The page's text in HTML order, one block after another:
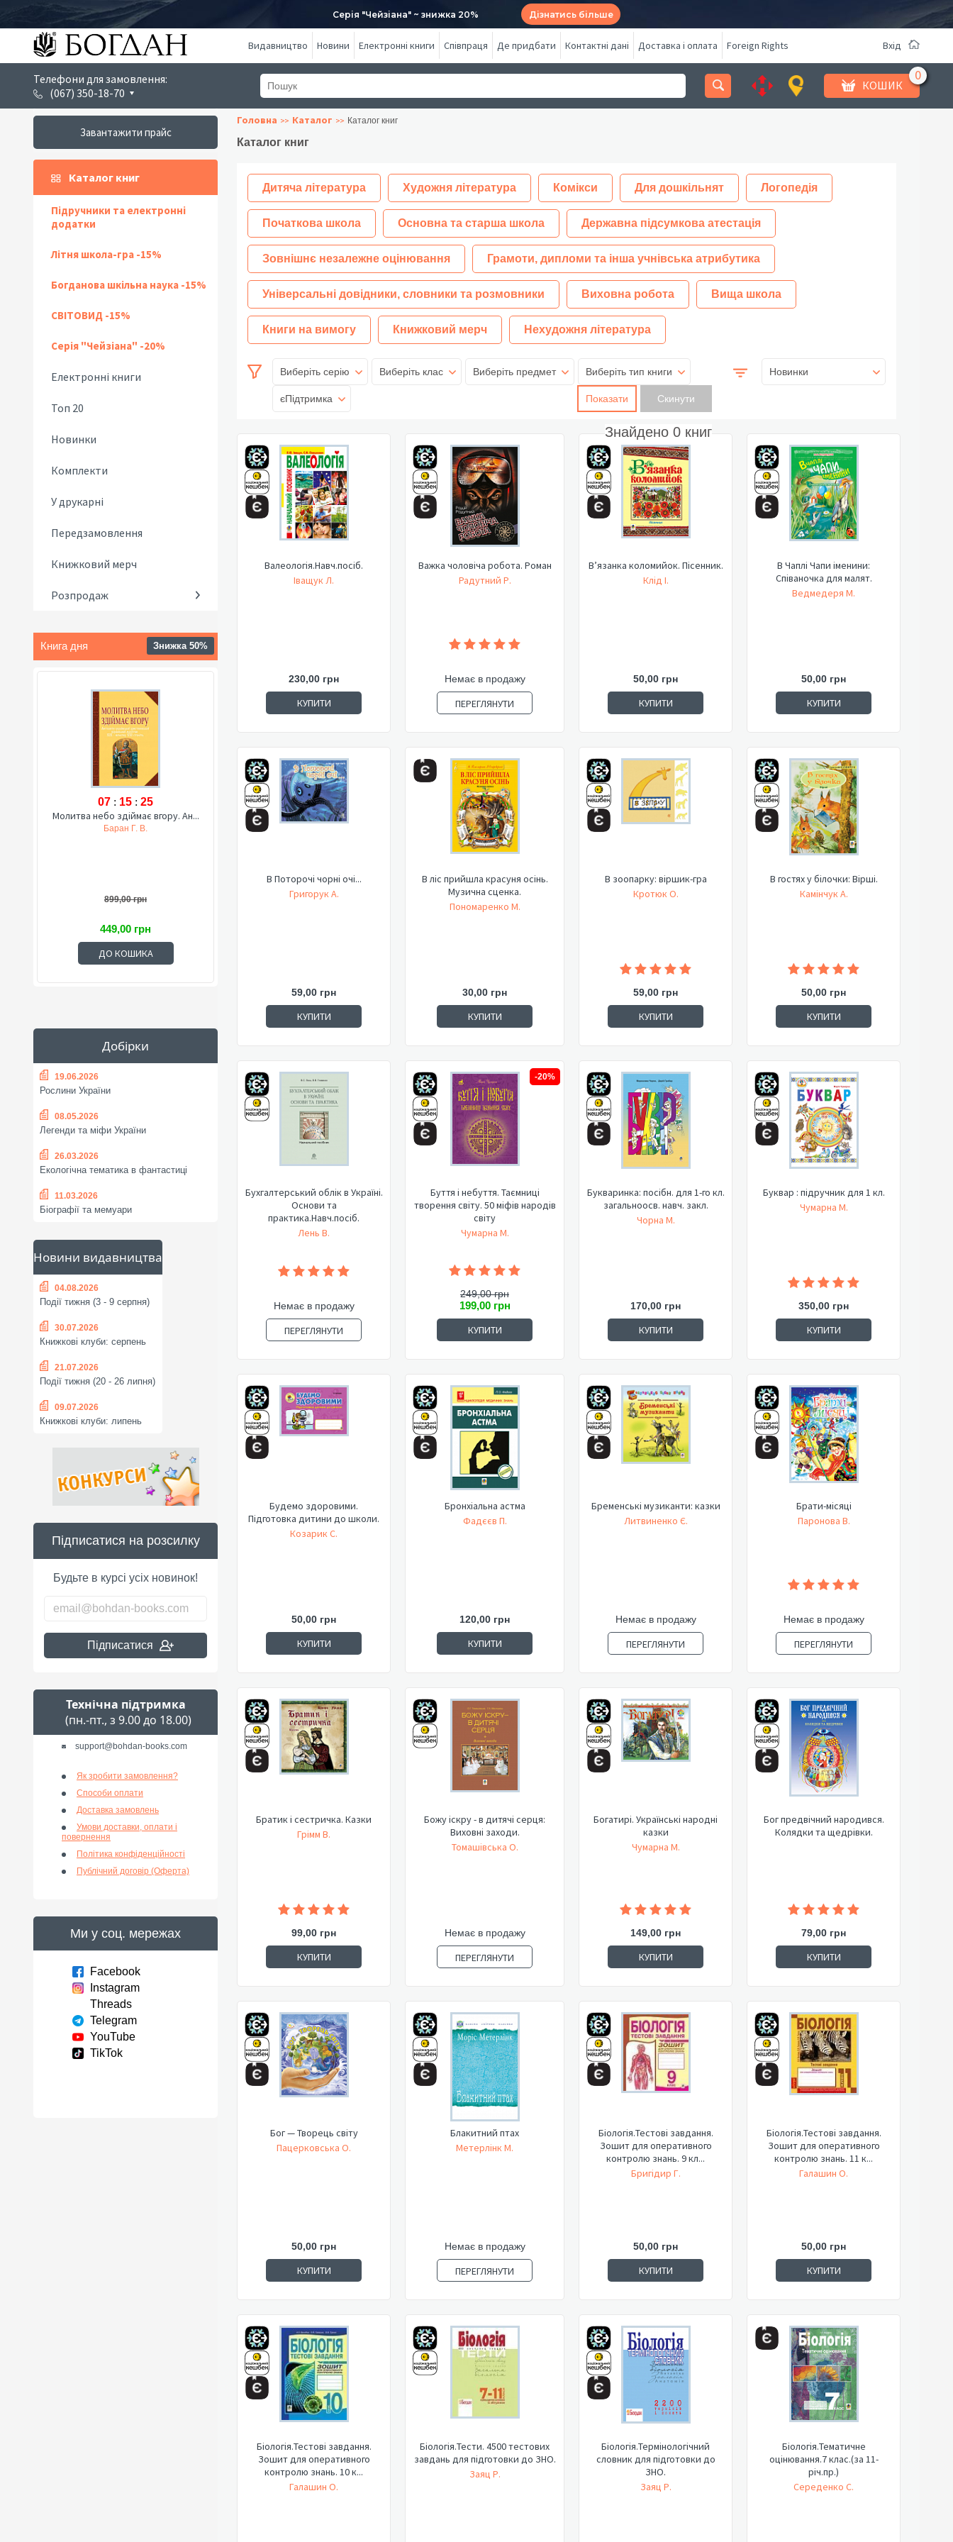
Серія "Чейзіана" ~ знижка 20% Дізнатись більше
Видавництво Новини Електронні книги Співпраця Де придбати Контактні дані Доставка і оплата Foreign Rights Вхід
Телефони для замовлення:
(067) 350-18-70
КОШИК
Завантажити прайс
Каталог книг
Підручники та електронні
додатки
Літня школа-гра -15%
Богданова шкільна наука -15%
СВІТОВИД -15%
Серія "Чейзіана" -20%
Електронні книги
Топ 20
Новинки
Комплекти
У друкарні
Передзамовлення
Книжковий мерч
Розпродаж
Книга дня Знижка 50%
07 : 15 : 24
Молитва небо здіймає вгору. Ан...
Баран Г. В.
899,00 грн
449,00 грн
ДО КОШИКА
Добірки
19.06.2026
Рослини України
08.05.2026
Легенди та міфи України
26.03.2026
Екологічна тематика в фантастиці
11.03.2026
Біографії та мемуари
Новини видавництва
04.08.2026
Події тижня (3 - 9 серпня)
30.07.2026
Книжкові клуби: серпень
21.07.2026
Події тижня (20 - 26 липня)
09.07.2026
Книжкові клуби: липень
Підписатися на розсилку
Будьте в курсі усіх новинок!
Підписатися
Технічна підтримка
(пн.-пт., з 9.00 до 18.00)
support@bohdan-books.com
Як зробити замовлення?
Способи оплати
Доставка замовлень
Умови доставки, оплати і
повернення
Політика конфіденційності
Публічний договір (Оферта)
Ми у соц. мережах
Facebook
Instagram
Threads
Telegram
YouTube
TikTok
Головна Каталог Каталог книг
Каталог книг
Дитяча література Художня література Комікси Для дошкільнят Логопедія
Початкова школа Основна та старша школа Державна підсумкова атестація
Зовнішнє незалежне оцінювання Грамоти, дипломи та інша учнівська атрибутика
Універсальні довідники, словники та розмовники Виховна робота Вища школа
Книги на вимогу Книжковий мерч Нехудожня література
Виберіть серію Виберіть клас Виберіть предмет Виберіть тип книги
єПідтримка Показати
Знайдено 0 книг
Новинки
Валеологія.Навч.посіб.
Іващук Л.
230,00 грн
КУПИТИ
Важка чоловіча робота. Роман
Радутний Р.
Немає в продажу
ПЕРЕГЛЯНУТИ
В’язанка коломийок. Пісенник.
Клід І.
50,00 грн
КУПИТИ
В Чаплі Чапи іменини:
Співаночка для малят.
Ведмедеря М.
50,00 грн
КУПИТИ
В Поторочі чорні очі...
Григорук А.
59,00 грн
КУПИТИ
В ліс прийшла красуня осінь.
Музична сценка.
Пономаренко М.
30,00 грн
КУПИТИ
В зоопарку: віршик-гра
Кротюк О.
59,00 грн
КУПИТИ
В гостях у білочки: Вірші.
Камінчук А.
50,00 грн
КУПИТИ
Бухгалтерський облік в Україні.
Основи та
практика.Навч.посіб.
Лень В.
Немає в продажу
ПЕРЕГЛЯНУТИ
-20%
Буття і небуття. Таємниці
творення світу. 50 міфів народів
світу
Чумарна М.
249,00 грн
199,00 грн
КУПИТИ
Букваринка: посібн. для 1-го кл.
загальноосв. навч. закл.
Чорна М.
170,00 грн
КУПИТИ
Буквар : підручник для 1 кл.
Чумарна М.
350,00 грн
КУПИТИ
Будемо здоровими.
Підготовка дитини до школи.
Козарик С.
50,00 грн
КУПИТИ
Бронхіальна астма
Фадєєв П.
120,00 грн
КУПИТИ
Бременські музиканти: казки
Литвиненко Є.
Немає в продажу
ПЕРЕГЛЯНУТИ
Брати-місяці
Паронова В.
Немає в продажу
ПЕРЕГЛЯНУТИ
Братик і сестричка. Казки
Грімм В.
99,00 грн
КУПИТИ
Божу іскру - в дитячі серця:
Виховні заходи.
Томашівська О.
Немає в продажу
ПЕРЕГЛЯНУТИ
Богатирі. Українські народні
казки
Чумарна М.
149,00 грн
КУПИТИ
Бог предвічний народився.
Колядки та щедрівки.
79,00 грн
КУПИТИ
Бог — Творець світу
Пацерковська О.
50,00 грн
КУПИТИ
Блакитний птах
Метерлінк М.
Немає в продажу
ПЕРЕГЛЯНУТИ
Біологія.Тестові завдання.
Зошит для оперативного
контролю знань. 9 кл...
Бригідир Г.
50,00 грн
КУПИТИ
Біологія.Тестові завдання.
Зошит для оперативного
контролю знань. 11 к...
Галашин О.
50,00 грн
КУПИТИ
Біологія.Тестові завдання.
Зошит для оперативного
контролю знань. 10 к...
Галашин О.
Біологія.Тести. 4500 тестових
завдань для підготовки до ЗНО.
Заяц Р.
Біологія.Термінологічний
словник для підготовки до
ЗНО.
Заяц Р.
Біологія.Тематичне
оцінювання.7 клас.(за 11-
річ.пр.)
Середенко С.